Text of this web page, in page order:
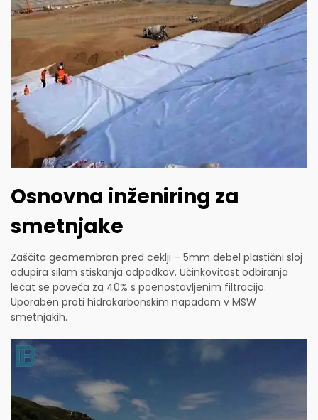
Osnovna inženiring za
smetnjake
Zaščita geomembran pred ceklji – 5mm debel plastični sloj
odupira silam stiskanja odpadkov. Učinkovitost odbiranja
lečat se poveča za 40% s poenostavljenim filtracijo.
Uporaben proti hidrokarbonskim napadom v MSW
smetnjakih.